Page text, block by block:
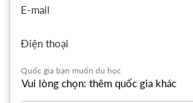
E-mail
Điện thoại
Quốc gia bạn muốn du học